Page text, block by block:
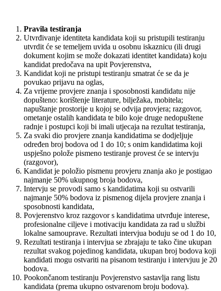
Pravila testiranja
Utvrđivanje identiteta kandidata koji su pristupili testiranju
utvrdit će se temeljem uvida u osobnu iskaznicu (ili drugi
dokument kojim se može dokazati identitet kandidata) koju
kandidat predočava na upit Povjerenstva,
Kandidat koji ne pristupi testiranju smatrat će se da je
povukao prijavu na oglas,
Za vrijeme provjere znanja i sposobnosti kandidatu nije
dopušteno: korištenje literature, bilježaka, mobitela;
napuštanje prostorije u kojoj se odvija provjera; razgovor,
ometanje ostalih kandidata te bilo koje druge nedopuštene
radnje i postupci koji bi imali utjecaja na rezultat testiranja,
Za svaki dio provjere znanja kandidatima se dodjeljuje
određen broj bodova od 1 do 10; s onim kandidatima koji
uspješno polože pismeno testiranje provest će se intervju
(razgovor),
Kandidat je položio pismenu provjeru znanja ako je postigao
najmanje 50% ukupnog broja bodova,
Intervju se provodi samo s kandidatima koji su ostvarili
najmanje 50% bodova iz pismenog dijela provjere znanja i
sposobnosti kandidata,
Povjerenstvo kroz razgovor s kandidatima utvrđuje interese,
profesionalne ciljeve i motivaciju kandidata za rad u službi
lokalne samouprave. Rezultati intervjua boduju se od 1 do 10,
Rezultati testiranja i intervjua se zbrajaju te tako čine ukupan
rezultat svakog pojedinog kandidata, ukupan broj bodova koji
kandidati mogu ostvariti na pisanom testiranju i intervjuu je 20
bodova.
Pookončanom testiranju Povjerenstvo sastavlja rang listu
kandidata (prema ukupno ostvarenom broju bodova).